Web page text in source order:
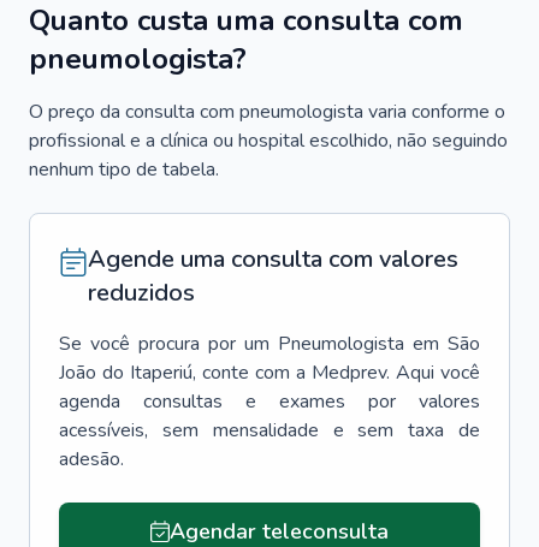
Quanto custa uma consulta com
pneumologista?
O preço da consulta com pneumologista varia conforme o
profissional e a clínica ou hospital escolhido, não seguindo
nenhum tipo de tabela.
Agende uma consulta com valores
reduzidos
Se você procura por um Pneumologista em São
João do Itaperiú, conte com a Medprev. Aqui você
agenda consultas e exames por valores
acessíveis, sem mensalidade e sem taxa de
adesão.
Agendar teleconsulta